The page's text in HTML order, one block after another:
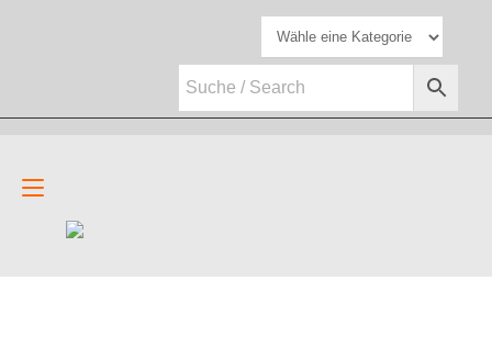
Navigation
umschalten